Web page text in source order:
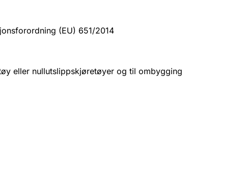
(EU) 651/2014
eller nullutslippskjøretøyer og til ombygging